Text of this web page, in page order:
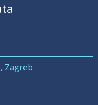
Zagreb